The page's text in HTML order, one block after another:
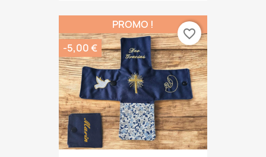
PROMO !
-5,00 €
favorite_border